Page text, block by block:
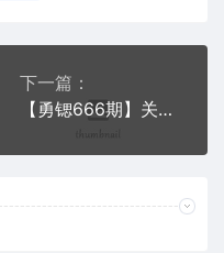
下一篇：
【勇锶666期】关键词7天上首页，引爆搜索流量，快车低价霸屏技术（5节视频课）